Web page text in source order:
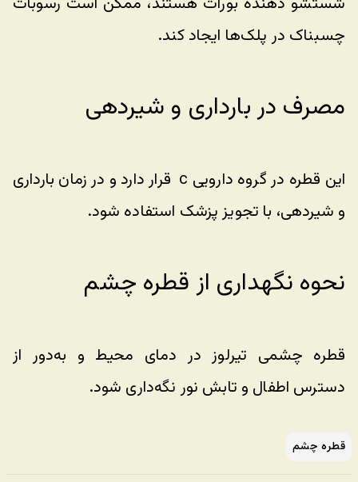
چسبناک در پلک‌ها ایجاد کند.
مصرف در بارداری و شیردهی
و شیردهی، با تجویز پزشک استفاده شود.
نحوه نگهداری از قطره چشم
دسترس اطفال و تابش نور نگه‌داری شود.
قطره چشم